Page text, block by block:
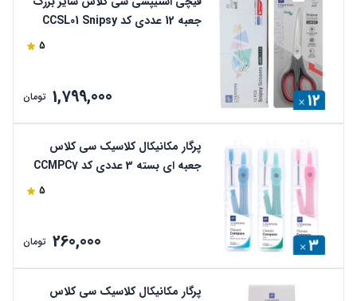
جعبه 12 عددی کد CCSL01 Snipsy
5
1,799,000 تومان
پرگار مکانیکال کلاسیک سی کلاس
جعبه ای بسته 3 عددی کد CCMPC7
5
260,000 تومان
پرگار مکانیکال کلاسیک سی کلاس